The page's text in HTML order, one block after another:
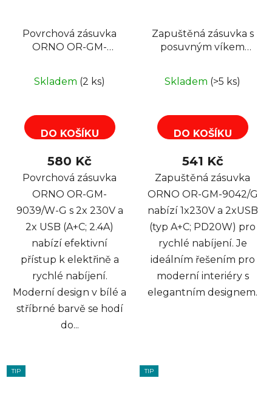
Povrchová zásuvka
ORNO OR-GM-
USB (A+C type; 2.4A),
Skladem (2 ks)
DO KOŠÍKU
580 Kč
Povrchová zásuvka
ORNO OR-GM-
9039/W-G s 2x 230V a
2x USB (A+C; 2.4A)
nabízí efektivní
přístup k elektřině a
rychlé nabíjení.
Moderní design v bílé a
stříbrné barvě se hodí
do...
Zapuštěná zásuvka s
posuvným víkem
2xUSB (type A+C;
stříbrná
Skladem (>5 ks)
DO KOŠÍKU
541 Kč
Zapuštěná zásuvka
ORNO OR-GM-9042/G
nabízí 1x230V a 2xUSB
(typ A+C; PD20W) pro
rychlé nabíjení. Je
ideálním řešením pro
moderní interiéry s
elegantním designem.
TIP TIP